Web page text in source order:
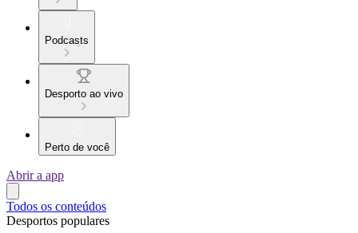
Podcasts
Desporto ao vivo
Perto de você
Abrir a app
Todos os conteúdos
Desportos populares